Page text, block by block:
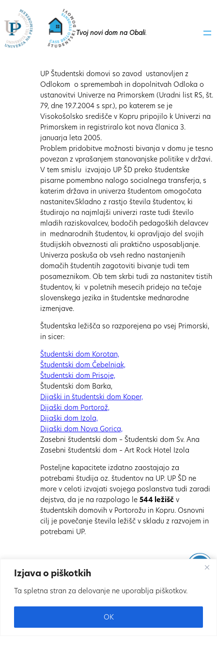
Izjava o piškotkih
Ta spletna stran za delovanje ne uporablja piškotkov.
OK
Tvoj novi dom na Obali.
UP Študentski domovi so zavod ustanovljen z
Odlokom o spremembah in dopolnitvah Odloka o
ustanovitvi Univerze na Primorskem (Uradni list RS, št.
79, dne 19.7.2004 s spr.), po katerem se je
Visokošolsko središče v Kopru pripojilo k Univerzi na
Primorskem in registriralo kot nova članica 3.
januarja leta 2005.
Problem pridobitve možnosti bivanja v domu je tesno
povezan z vprašanjem stanovanjske politike v državi.
V tem smislu izvajajo UP ŠD preko študentske
pisarne pomembno nalogo socialnega transferja, s
katerim država in univerza študentom omogočata
nastanitev.Skladno z rastjo števila študentov, ki
študirajo na najmlajši univerzi raste tudi število
mladih raziskovalcev, bodočih pedagoških delavcev
in mednarodnih študentov, ki opravljajo del svojih
študijskih obveznosti ali praktično usposabljanje.
Univerza poskuša ob vseh redno nastanjenih
domačih študentih zagotoviti bivanje tudi tem
posameznikom. Ob tem skrbi tudi za nastanitev tistih
študentov, ki v poletnih mesecih pridejo na tečaje
slovenskega jezika in študentske mednarodne
izmenjave.
Študentska ležišča so razporejena po vsej Primorski,
in sicer:
Študentski dom Korotan,
Študentski dom Čebelnjak,
Študentski dom Prisoje,
Študentski dom Barka,
Dijaški in študentski dom Koper,
Dijaški dom Portorož,
Dijaški dom Izola,
Dijaški dom Nova Gorica,
Zasebni študentski dom – Študentski dom Sv. Ana
Zasebni študentski dom – Art Rock Hotel Izola
Posteljne kapacitete izdatno zaostajajo za
potrebami študija oz. študentov na UP. UP ŠD ne
more v celoti izvajati svojega poslanstva tudi zaradi
dejstva, da je na razpolago le 544 ležišč v
študentskih domovih v Portorožu in Kopru. Osnovni
cilj je povečanje števila ležišč v skladu z razvojem in
potrebami UP.
Vse pravice pridržane Univerza na Primorskem, 2022.
Izjava o dostopnosti